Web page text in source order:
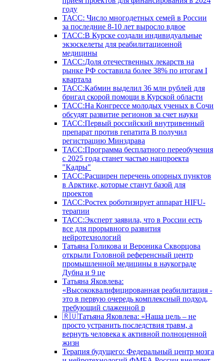
году
ТАСС: Число многодетных семей в России
за последние 8-10 лет выросло вдвое
ТАСС:В Курске создали индивидуальные
экзоскелеты для реабилитационной
медицины
ТАСС:Доля отечественных лекарств на
рынке РФ составила более 38% по итогам I
квартала
ТАСС:Кабмин выделил 36 млн рублей для
бригад скорой помощи в Курской области
ТАСС:На Конгрессе молодых ученых в Сочи
обсудят развитие регионов за счет науки
ТАСС:Первый российский внутривенный
препарат против гепатита В получил
регистрацию Минздрава
ТАСС:Программа бесплатного переобучения
с 2025 года станет частью нацпроекта
"Кадры"
ТАСС:Расширен перечень опорных пунктов
в Арктике, которые станут базой для
проектов
ТАСС:Ростех роботизирует аппарат HIFU-
терапии
ТАСС:Эксперт заявила, что в России есть
все для прорывного развития
нейротехнологий
Татьяна Голикова и Вероника Скворцова
открыли Головной референсный центр
промышленной медицины в наукограде
Дубна и 9 це
Татьяна Яковлева:
«Высококвалифицированная реабилитация -
это в первую очередь комплексный подход,
требующий слаженной р
🇷🇺Татьяна Яковлева: «Наша цель – не
просто устранить последствия травм, а
вернуть человека к активной полноценной
жизн
Терапия будущего: Федеральный центр мозга